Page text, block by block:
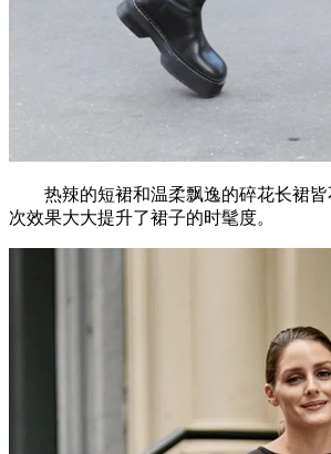
热辣的短裙和温柔飘逸的碎花长裙皆
次效果大大提升了裙子的时髦度。